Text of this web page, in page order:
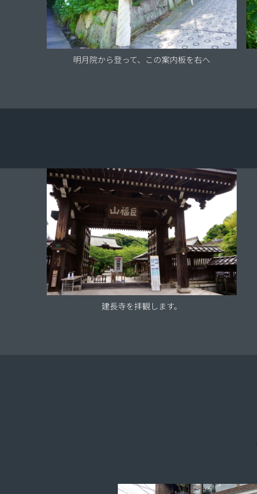
明月院から登って、この案内板を右へ
建長寺を拝観します。